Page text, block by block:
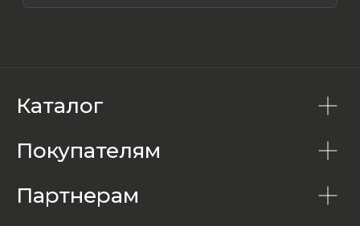
Каталог
Покупателям
Партнерам